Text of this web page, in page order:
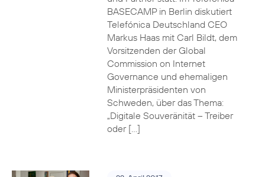
BASECAMP in Berlin diskutiert
Telefónica Deutschland CEO
Markus Haas mit Carl Bildt, dem
Vorsitzenden der Global
Commission on Internet
Governance und ehemaligen
Ministerpräsidenten von
Schweden, über das Thema:
„Digitale Souveränität – Treiber
oder […]